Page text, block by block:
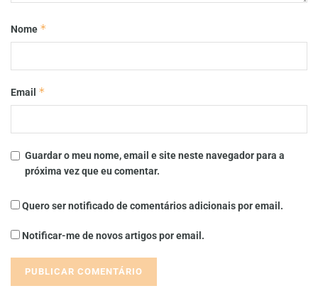
Nome *
Email *
Guardar o meu nome, email e site neste navegador para a
próxima vez que eu comentar.
Quero ser notificado de comentários adicionais por email.
Notificar-me de novos artigos por email.